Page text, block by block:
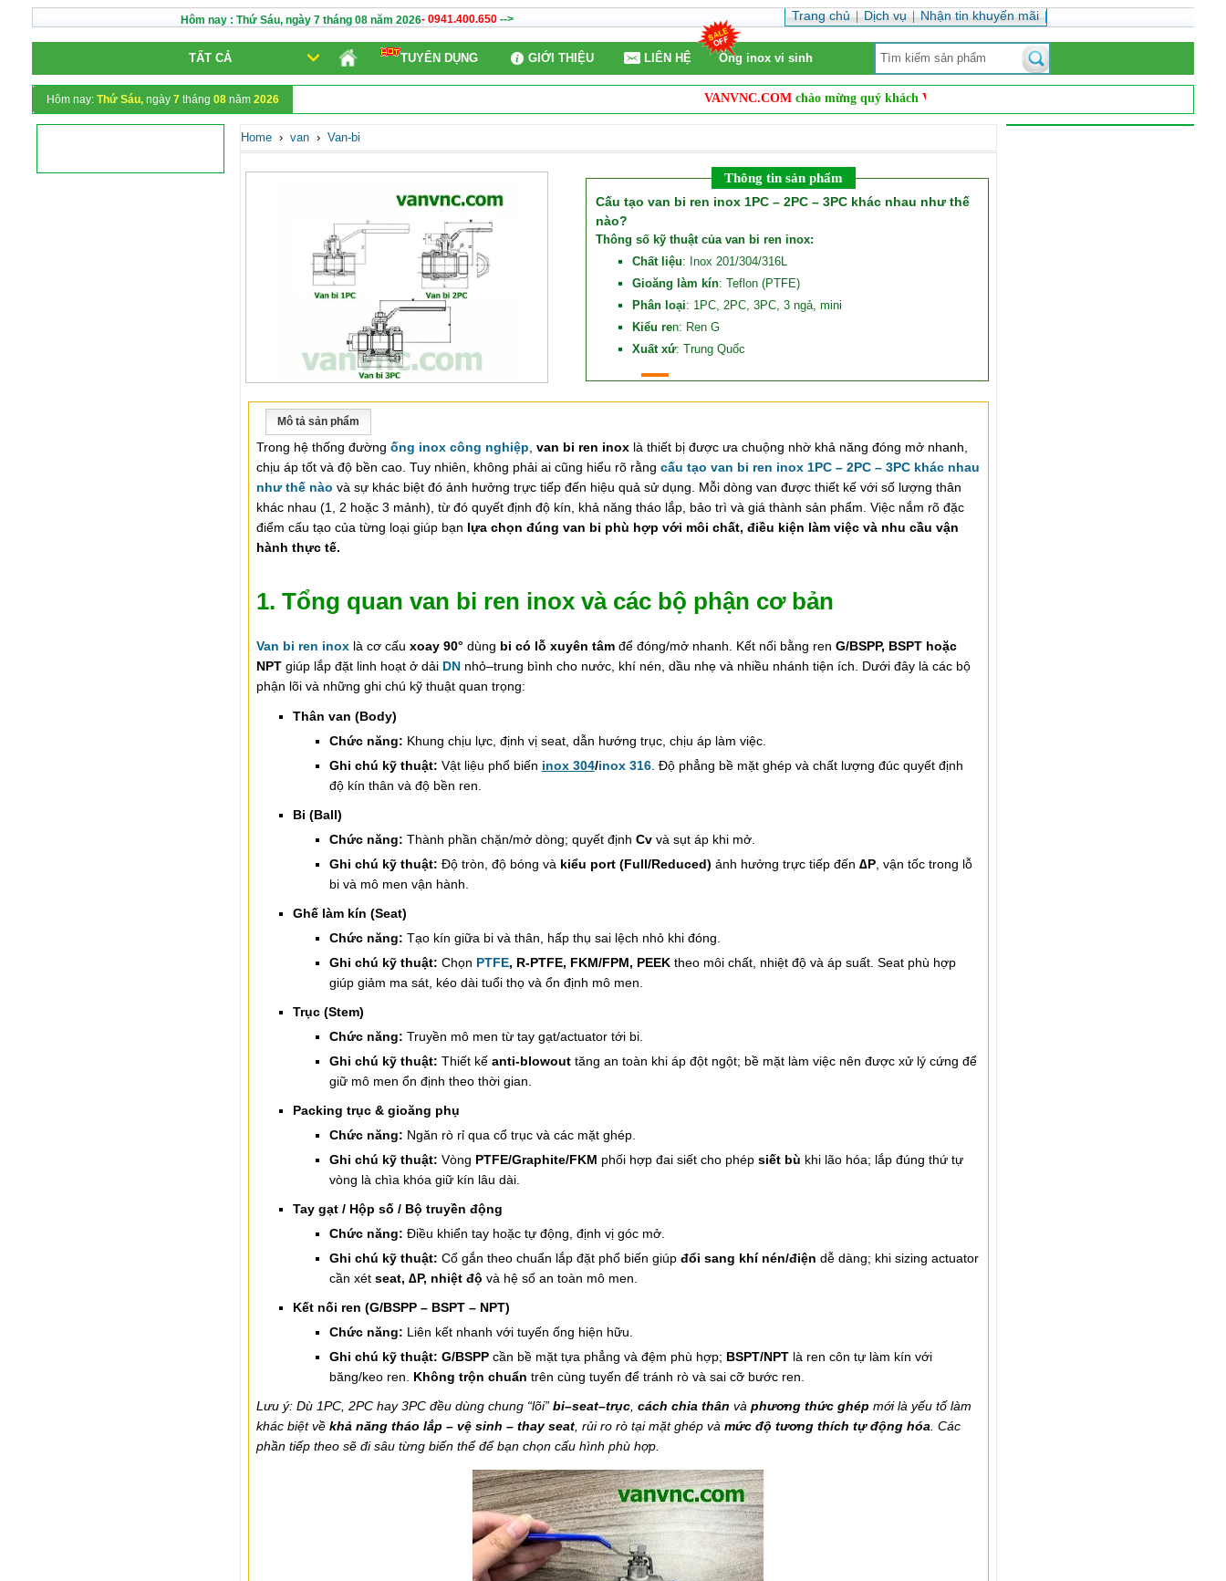
Hôm nay : Thứ Sáu, ngày 7 tháng 08 năm 2026- 0941.400.650 --> Trang chủ Dịch vụ Nhận tin khuyến mãi
TẤT CẢ TUYỂN DỤNG GIỚI THIỆU LIÊN HỆ Ống inox vi sinh
Hôm nay: Thứ Sáu, ngày 7tháng 08năm 2026 VANVNC.COMchào mừng quý kháchVanvnc.com là đơn vị hàng đầu cung cấp vật tư phụ kiện
Home › van › Van-bi
Thông tin sản phẩm
Cấu tạo van bi ren inox 1PC – 2PC – 3PC khác nhau như thế
nào?
Thông số kỹ thuật của van bi ren inox:
Chất liệu: Inox 201/304/316L
Gioăng làm kín: Teflon (PTFE)
Phân loại: 1PC, 2PC, 3PC, 3 ngả, mini
Kiểu ren: Ren G
Xuất xứ: Trung Quốc
Mô tả sản phẩm
Trong hệ thống đường ống inox công nghiệp van bi ren inoxlà thiết bị được ưa chuộng nhờ khả năng đóng mở nhanh,
chịu áp tốt và độ bền cao. Tuy nhiên, không phải ai cũng hiểu rõ rằng cấu tạo van bi ren inox 1PC – 2PC – 3PC khác nhau
như thế nào và sự khác biệt đó ảnh hưởng trực tiếp đến hiệu quả sử dụng. Mỗi dòng van được thiết kế với số lượng thân
khác nhau (1, 2 hoặc 3 mảnh), từ đó quyết định độ kín, khả năng tháo lắp, bảo trì và giá thành sản phẩm. Việc nắm rõ đặc
điểm cấu tạo của từng loại giúp bạn lựa chọn đúng van bi phù hợp với môi chất, điều kiện làm việc và nhu cầu vận
hành thực tế.
1. Tổng quan van bi ren inox và các bộ phận cơ bản
Van bi ren inoxlà cơ cấu xoay 90° dùng bi có lỗ xuyên tâmđể đóng/mở nhanh. Kết nối bằng ren G/BSPP, BSPT hoặc
NPTgiúp lắp đặt linh hoạt ở dải DNnhỏ–trung bình cho nước, khí nén, dầu nhẹ và nhiều nhánh tiện ích. Dưới đây là các bộ
phận lõi và những ghi chú kỹ thuật quan trọng:
Thân van (Body)
Chức năng: Khung chịu lực, định vị seat, dẫn hướng trục, chịu áp làm việc.
Ghi chú kỹ thuật: Vật liệu phổ biến inox 304/inox 316. Độ phẳng bề mặt ghép và chất lượng đúc quyết định
độ kín thân và độ bền ren.
Bi (Ball)
Chức năng: Thành phần chặn/mở dòng; quyết định Cvvà sụt áp khi mở.
Ghi chú kỹ thuật: Độ tròn, độ bóng và kiểu port (Full/Reduced) ảnh hưởng trực tiếp đến ∆P, vận tốc trong lỗ
bi và mô men vận hành.
Ghế làm kín (Seat)
Chức năng: Tạo kín giữa bi và thân, hấp thụ sai lệch nhỏ khi đóng.
Ghi chú kỹ thuật: Chọn PTFE, R-PTFE, FKM/FPM, PEEKtheo môi chất, nhiệt độ và áp suất. Seat phù hợp
giúp giảm ma sát, kéo dài tuổi thọ và ổn định mô men.
Trục (Stem)
Chức năng: Truyền mô men từ tay gạt/actuator tới bi.
Ghi chú kỹ thuật: Thiết kế anti-blowouttăng an toàn khi áp đột ngột; bề mặt làm việc nên được xử lý cứng để
giữ mô men ổn định theo thời gian.
Packing trục & gioăng phụ
Chức năng: Ngăn rò rỉ qua cổ trục và các mặt ghép.
Ghi chú kỹ thuật: Vòng PTFE/Graphite/FKM phối hợp đai siết cho phép siết bù khi lão hóa; lắp đúng thứ tự
vòng là chìa khóa giữ kín lâu dài.
Tay gạt / Hộp số / Bộ truyền động
Chức năng: Điều khiển tay hoặc tự động, định vị góc mở.
Ghi chú kỹ thuật: Cổ gắn theo chuẩn lắp đặt phổ biến giúp đổi sang khí nén/điện dễ dàng; khi sizing actuator
cần xét seat, ∆P, nhiệt độ và hệ số an toàn mô men.
Kết nối ren (G/BSPP – BSPT – NPT)
Chức năng: Liên kết nhanh với tuyến ống hiện hữu.
Ghi chú kỹ thuật: G/BSPPcần bề mặt tựa phẳng và đệm phù hợp; BSPT/NPTlà ren côn tự làm kín với
băng/keo ren. Không trộn chuẩn trên cùng tuyến để tránh rò và sai cỡ bước ren.
Lưu ý: Dù 1PC, 2PC hay 3PC đều dùng chung “lõi” bi–seat–trục, cách chia thân và phương thức ghép mới là yếu tố làm
khác biệt về khả năng tháo lắp – vệ sinh – thay seat, rủi ro rò tại mặt ghép và mức độ tương thích tự động hóa . Các
phần tiếp theo sẽ đi sâu từng biến thể để bạn chọn cấu hình phù hợp.